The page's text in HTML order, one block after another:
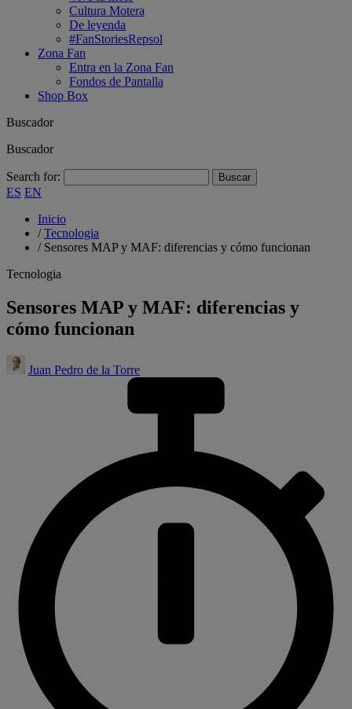
Cultura Motera
De leyenda
#FanStoriesRepsol
Zona Fan
Entra en la Zona Fan
Fondos de Pantalla
Shop Box
Buscador
Buscador
Search for:
ES EN
Inicio
/Tecnologia
/ Sensores MAP y MAF: diferencias y cómo funcionan
Tecnologia
Sensores MAP y MAF: diferencias y
cómo funcionan
Juan Pedro de la Torre